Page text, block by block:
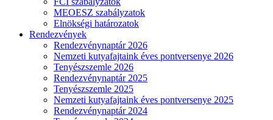
MEOESZ szabályzatok
Elnökségi határozatok
Rendezvények
Rendezvénynaptár 2026
Nemzeti kutyafajtaink éves pontversenye 2026
Tenyészszemle 2026
Rendezvénynaptár 2025
Tenyészszemle 2025
Nemzeti kutyafajtaink éves pontversenye 2025
Rendezvénynaptár 2024